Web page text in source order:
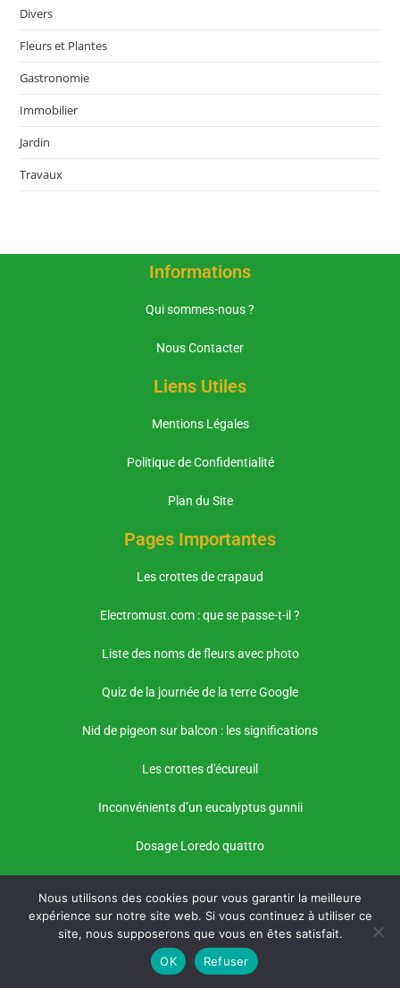
Divers
Fleurs et Plantes
Gastronomie
Immobilier
Jardin
Travaux
Informations
Qui sommes-nous ?
Nous Contacter
Liens Utiles
Mentions Légales
Politique de Confidentialité
Plan du Site
Pages Importantes
Les crottes de crapaud
Electromust.com : que se passe-t-il ?
Liste des noms de fleurs avec photo
Quiz de la journée de la terre Google
Nid de pigeon sur balcon : les significations
Les crottes d'écureuil
Inconvénients d’un eucalyptus gunnii
Dosage Loredo quattro
Nous utilisons des cookies pour vous garantir la meilleure
expérience sur notre site web. Si vous continuez à utiliser ce
site, nous supposerons que vous en êtes satisfait.
OK
Refuser